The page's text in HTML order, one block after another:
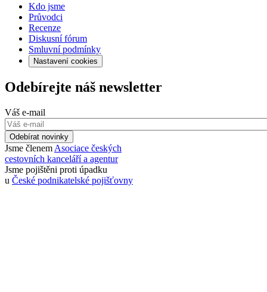
Kdo jsme
Průvodci
Recenze
Diskusní fórum
Smluvní podmínky
Nastavení cookies
Odebírejte náš newsletter
Váš e-mail
Odebírat novinky
Jsme členem Asociace českých
cestovních kanceláří a agentur
Jsme pojištěni proti úpadku
u České podnikatelské pojišťovny